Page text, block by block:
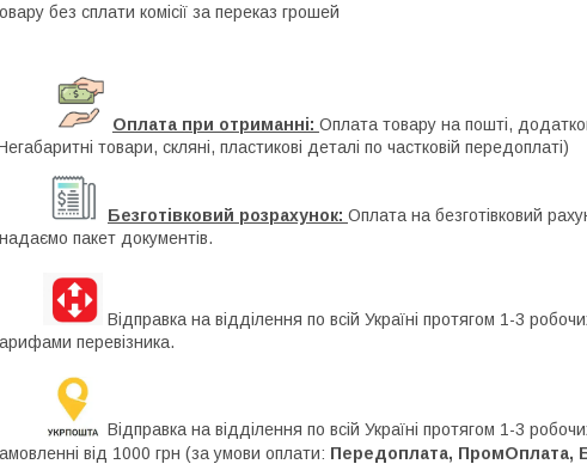
без сплати комісії за переказ грошей
Оплата при отриманні: Оплата товару на пошті,
товари, скляні, пластикові деталі по частковій передоплаті)
Безготівковий розрахунок: Оплата на безготівковий
надаємо пакет документів.
Відправка на відділення по всій Україні протягом 1-3
перевізника.
Відправка на відділення по всій Україні протягом 1-3
від 1000 грн (за умови оплати: Передоплата, ПромОплата,